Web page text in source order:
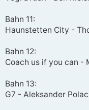
Bahn 11:
Haunstetten City -
Bahn 12:
Coach us if you can -
Bahn 13:
G7 - Aleksander